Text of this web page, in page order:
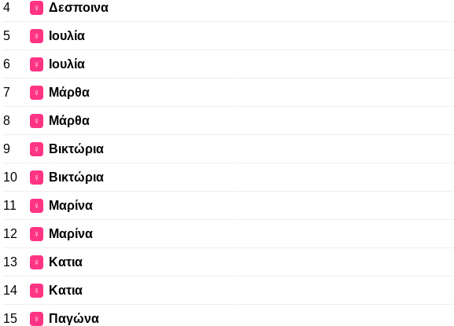
4 ♀ Δεσποινα
5 ♀ Ιουλία
6 ♀ Ιουλία
7 ♀ Μάρθα
8 ♀ Μάρθα
9 ♀ Βικτώρια
10 ♀ Βικτώρια
11 ♀ Μαρίνα
12 ♀ Μαρίνα
13 ♀ Κατια
14 ♀ Κατια
15 ♀ Παγώνα